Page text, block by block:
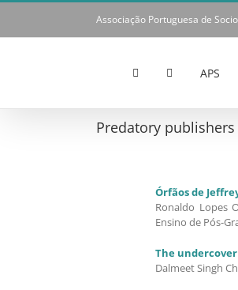
Skip
content
Associação Portuguesa de
APS
Predatory publishers
Órfãos de
Ronaldo Lopes
Ensino de Pós-
The
Dalmeet Singh